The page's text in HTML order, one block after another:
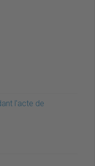
l'acte de